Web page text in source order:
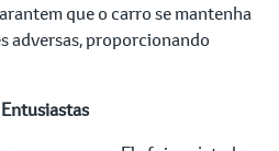
que o carro se mantenha
adversas, proporcionando